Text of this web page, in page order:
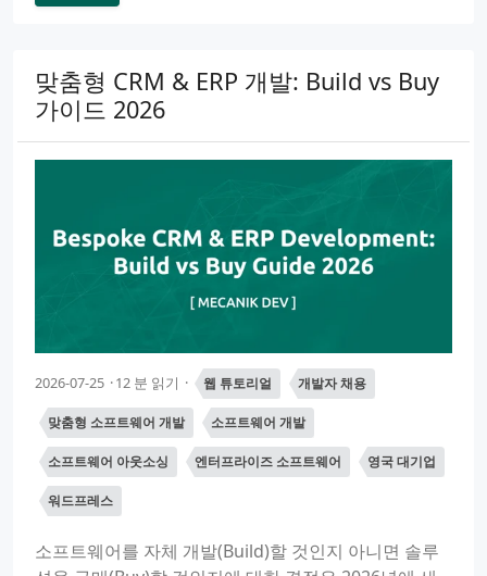
맞춤형 CRM & ERP 개발: Build vs Buy
가이드 2026
2026-07-25 12 분 읽기 웹 튜토리얼 개발자 채용
맞춤형 소프트웨어 개발 소프트웨어 개발
소프트웨어 아웃소싱 엔터프라이즈 소프트웨어 영국 대기업
워드프레스
소프트웨어를 자체 개발(Build)할 것인지 아니면 솔루